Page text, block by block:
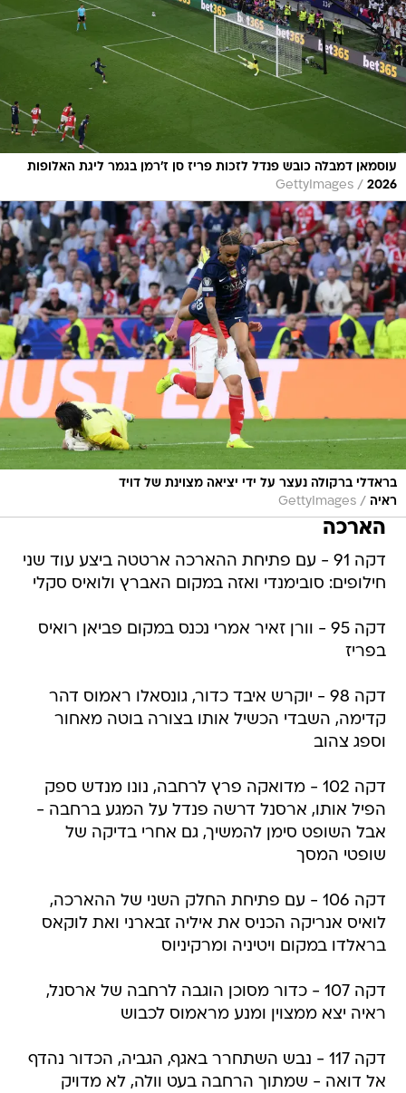
עוסמאן דמבלה כובש פנדל לזכות פריז סן ז'רמן בגמר ליגת האלופות
2026
/
GettyImages
בראדלי ברקולה נעצר על ידי יציאה מצוינת של דויד
ראיה /
GettyImages
הארכה
דקה 91 - עם פתיחת ההארכה ארטטה ביצע עוד שני
חילופים: סובימנדי ואזה במקום האברץ ולואיס סקלי
דקה 95 - וורן זאיר אמרי נכנס במקום פביאן רואיס
בפריז
דקה 98 - יוקרש איבד כדור, גונסאלו ראמוס דהר
קדימה, השבדי הכשיל אותו בצורה בוטה מאחור
וספג צהוב
דקה 102 - מדואקה פרץ לרחבה, נונו מנדש ספק
הפיל אותו, ארסנל דרשה פנדל על המגע ברחבה -
אבל השופט סימן להמשיך, גם אחרי בדיקה של
שופטי המסך
דקה 106 - עם פתיחת החלק השני של ההארכה,
לואיס אנריקה הכניס את איליה זבארני ואת לוקאס
בראלדו במקום ויטיניה ומרקיניוס
דקה 107 - כדור מסוכן הוגבה לרחבה של ארסנל,
ראיה יצא ממצוין ומנע מראמוס לכבוש
דקה 117 - נבש השתחרר באגף, הגביה, הכדור נהדף
אל דואה - שמתוך הרחבה בעט וולה, לא מדויק